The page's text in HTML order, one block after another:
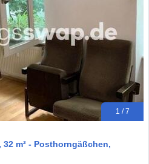
1 / 7
m² - Posthorngäßchen,